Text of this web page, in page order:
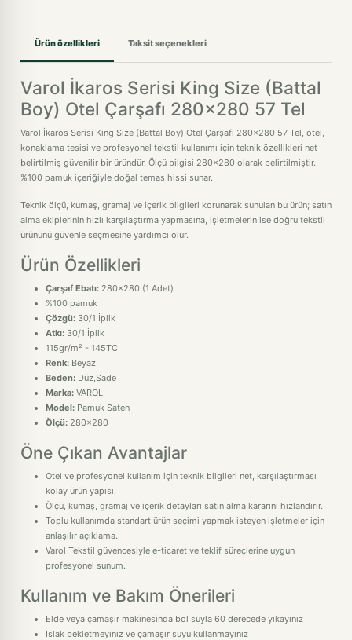
Ürün özellikleri Taksit seçenekleri
Varol İkaros Serisi King Size (Battal
Boy) Otel Çarşafı 280x280 57 Tel
Varol İkaros Serisi King Size (Battal Boy) Otel Çarşafı 280x280 57 Tel, otel,
konaklama tesisi ve profesyonel tekstil kullanımı için teknik özellikleri net
belirtilmiş güvenilir bir üründür. Ölçü bilgisi 280x280 olarak belirtilmiştir.
%100 pamuk içeriğiyle doğal temas hissi sunar.
Teknik ölçü, kumaş, gramaj ve içerik bilgileri korunarak sunulan bu ürün; satın
alma ekiplerinin hızlı karşılaştırma yapmasına, işletmelerin ise doğru tekstil
ürününü güvenle seçmesine yardımcı olur.
Ürün Özellikleri
Çarşaf Ebatı: 280x280 (1 Adet)
%100 pamuk
Çözgü: 30/1 İplik
Atkı: 30/1 İplik
115gr/m² - 145TC
Renk: Beyaz
Beden: Düz,Sade
Marka: VAROL
Model: Pamuk Saten
Ölçü: 280x280
Öne Çıkan Avantajlar
Otel ve profesyonel kullanım için teknik bilgileri net, karşılaştırması
kolay ürün yapısı.
Ölçü, kumaş, gramaj ve içerik detayları satın alma kararını hızlandırır.
Toplu kullanımda standart ürün seçimi yapmak isteyen işletmeler için
anlaşılır açıklama.
Varol Tekstil güvencesiyle e-ticaret ve teklif süreçlerine uygun
profesyonel sunum.
Kullanım ve Bakım Önerileri
Elde veya çamaşır makinesinda bol suyla 60 derecede yıkayınız
Islak bekletmeyiniz ve çamaşır suyu kullanmayınız